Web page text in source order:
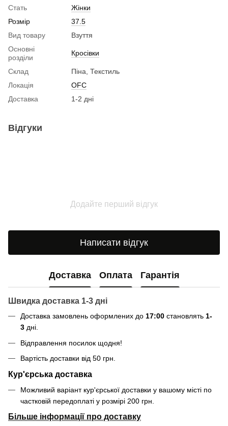
Стать
Жінки
Розмір
37.5
Вид товару
Взуття
Основні
розділи
Кросівки
Склад
Піна, Текстиль
Локація
OFC
Доставка
1-2 дні
Відгуки
Додайте перший відгук
Написати відгук
Доставка Оплата Гарантія
Швидка доставка 1-3 дні
Доставка замовлень оформлених до 17:00 становлять 1-
3 дні.
Відправлення посилок щодня!
Вартість доставки від 50 грн.
Кур'єрська доставка
Можливий варіант кур'єрської доставки у вашому місті по
частковій передоплаті у розмірі 200 грн.
Більше інформації про доставку